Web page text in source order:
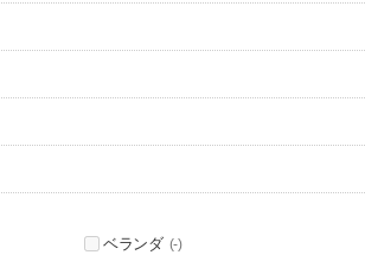
ベランダ (-)